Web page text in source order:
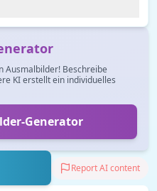
Ausmalbilder! Beschreibe
KI erstellt ein individuelles
Generator
Report AI content